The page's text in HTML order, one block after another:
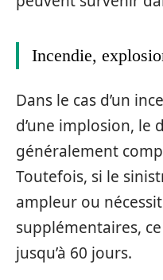
Incendie,
Dans le cas d’un
d’une implosion, le
généralement
Toutefois, si le
ampleur ou
supplémentaires,
jusqu’à 60 jours.